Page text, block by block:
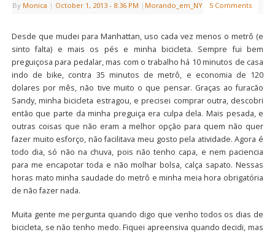
By Monica | October 1, 2013 - 8:36 PM | Morando_em_NY 5 Comments
Desde que mudei para Manhattan, uso cada vez menos o metrô (e
sinto falta) e mais os pés e minha bicicleta. Sempre fui bem
preguiçosa para pedalar, mas com o trabalho há 10 minutos de casa
indo de bike, contra 35 minutos de metrô, e economia de 120
dolares por mês, não tive muito o que pensar. Graças ao furacão
Sandy, minha bicicleta estragou, e precisei comprar outra, descobri
então que parte da minha preguiça era culpa dela. Mais pesada, e
outras coisas que não eram a melhor opção para quem não quer
fazer muito esforço, não facilitava meu gosto pela atividade. Agora é
todo dia, só não na chuva, pois não tenho capa, e nem paciencia
para me encapotar toda e não molhar bolsa, calça sapato. Nessas
horas mato minha saudade do metrô e minha meia hora obrigatória
de não fazer nada.
Muita gente me pergunta quando digo que venho todos os dias de
bicicleta, se não tenho medo. Fiquei apreensiva quando decidi, mas